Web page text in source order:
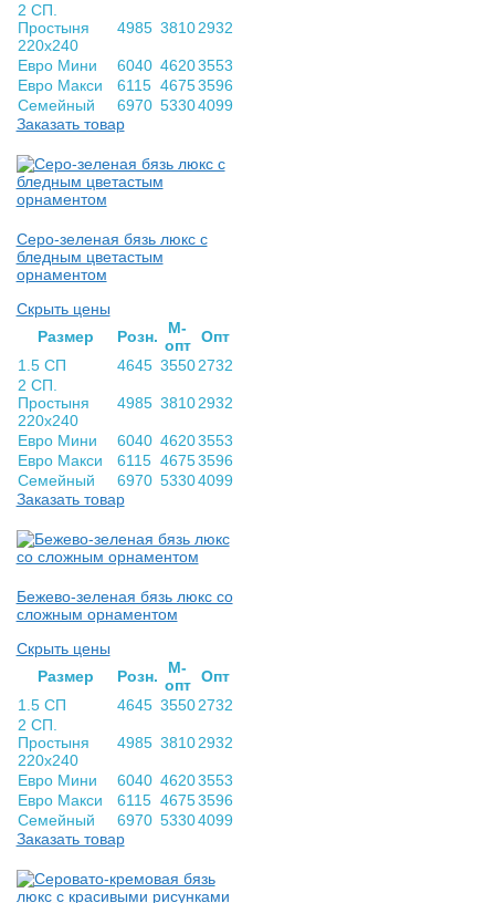
2 СП.
Простыня
220х240
4985 3810 2932
Евро Мини 6040 46203553
Евро Макси
6115 46753596
Семейный
6970 53304099
Заказать товар
Серо-зеленая бязь люкс с
бледным цветастым
орнаментом
Скрыть цены
Раз­мер
Розн.
М-
опт Опт
1.5 СП
4645 3550 2732
2 СП.
Простыня
220х240
4985 3810 2932
Евро Мини 6040 46203553
Евро Макси
6115 46753596
Семейный
6970 53304099
Заказать товар
Бежево-зеленая бязь люкс со
сложным орнаментом
Скрыть цены
Раз­мер
Розн.
М-
опт Опт
1.5 СП
4645 3550 2732
2 СП.
Простыня
220х240
4985 3810 2932
Евро Мини 6040 46203553
Евро Макси
6115 46753596
Семейный
6970 53304099
Заказать товар